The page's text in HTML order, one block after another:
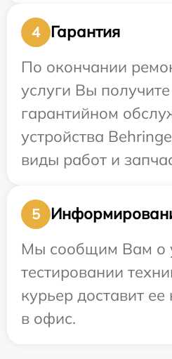
4
Гарантия
По окончании
услуги Вы
гарантийном
устройства
виды работ и
5
Мы сообщим Вам о
тестировании
курьер доставит
в офис.